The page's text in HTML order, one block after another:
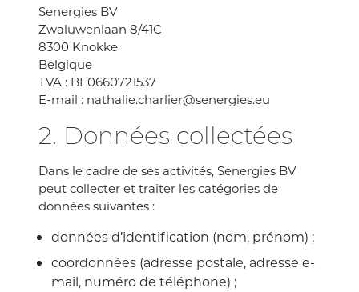
Senergies BV
Zwaluwenlaan 8/41C
8300 Knokke
Belgique
TVA : BE0660721537
E-mail : nathalie.charlier@senergies.eu
2. Données collectées
Dans le cadre de ses activités, Senergies BV
peut collecter et traiter les catégories de
données suivantes :
données d’identification (nom, prénom) ;
coordonnées (adresse postale, adresse e-
mail, numéro de téléphone) ;